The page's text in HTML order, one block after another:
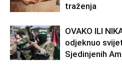
traženja
OVAKO ILI
odjeknuo
Sjedinjenih